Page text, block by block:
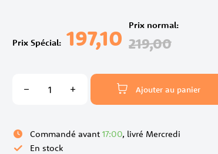
Prix Spécial 197,10 Prix normal
219,00
Ajouter au panier
Commandé avant 17:00, livré Mercredi
En stock